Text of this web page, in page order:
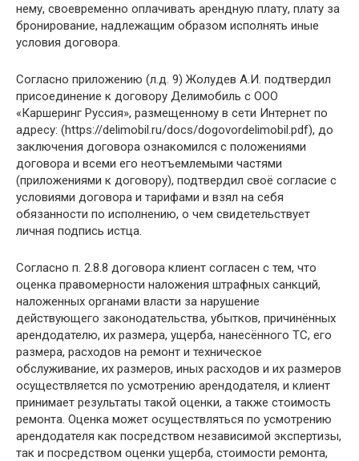
нему, своевременно оплачивать арендную плату, плату за
бронирование, надлежащим образом исполнять иные
условия договора.
Согласно приложению (л.д. 9) Жолудев А.И. подтвердил
присоединение к договору Делимобиль с ООО
«Каршеринг Руссия», размещенному в сети Интернет по
адресу: (https://delimobil.ru/docs/dogovordelimobil.pdf), до
заключения договора ознакомился с положениями
договора и всеми его неотъемлемыми частями
(приложениями к договору), подтвердил своё согласие с
условиями договора и тарифами и взял на себя
обязанности по исполнению, о чем свидетельствует
личная подпись истца.
Согласно п. 2.8.8 договора клиент согласен с тем, что
оценка правомерности наложения штрафных санкций,
наложенных органами власти за нарушение
действующего законодательства, убытков, причинённых
арендодателю, их размера, ущерба, нанесённого ТС, его
размера, расходов на ремонт и техническое
обслуживание, их размеров, иных расходов и их размеров
осуществляется по усмотрению арендодателя, и клиент
принимает результаты такой оценки, а также стоимость
ремонта. Оценка может осуществляться по усмотрению
арендодателя как посредством независимой экспертизы,
так и посредством оценки ущерба, стоимости ремонта,